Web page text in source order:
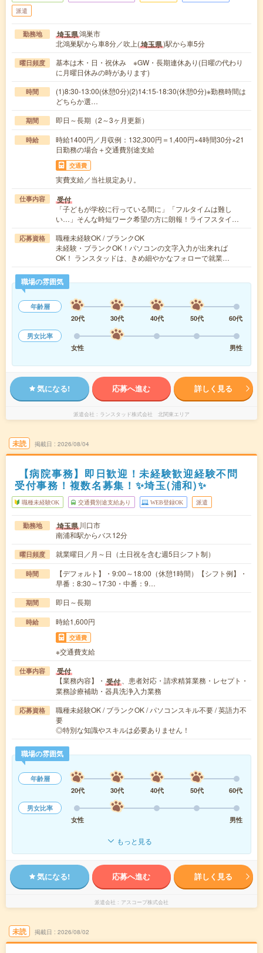
派遣
勤務地 埼玉県鴻巣市
北鴻巣駅から車8分／吹上(埼玉県)駅から車5分
曜日頻度
基本は木・日・祝休み ※GW・長期連休あり(日曜の代わり
に月曜日休みの時があります)
時間
(1)8:30-13:00(休憩0分)(2)14:15-18:30(休憩0分)※勤務時間は
どちらか選…
期間 即日～長期（2～3ヶ月更新）
時給
時給1400円／月収例：132,300円＝1,400円×4時間30分×21
日勤務の場合＋交通費別途支給
交通費
実費支給／当社規定あり。
仕事内容 受付
「子どもが学校に行っている間に」「フルタイムは難し
い…」そんな時短ワーク希望の方に朗報！ライフスタイ…
応募資格
職種未経験OK / ブランクOK
未経験・ブランクOK！パソコンの文字入力が出来れば
OK！ ランスタッドは、きめ細やかなフォローで就業…
職場の雰囲気
年齢層
20代
30代 40代 50代
60代
男女比率
女性
男性
気になる! 応募へ進む 詳しく見る
派遣会社 ランスタッド株式会社 北関東エリア
未読 掲載日 2026/08/04
【病院事務】即日歓迎！未経験歓迎経験不問
受付事務！複数名募集！✨埼玉(浦和)✨
職種未経験OK 交通費別途支給あり WEB登録OK 派遣
勤務地 埼玉県 川口市
南浦和駅からバス12分
曜日頻度 就業曜日／月～日（土日祝を含む週5日シフト制）
時間
【デフォルト】・9:00～18:00（休憩1時間）【シフト例】・
早番：8:30～17:30・中番：9…
期間 即日～長期
時給 時給1,600円
交通費
※交通費支給
仕事内容 受付
【業務内容】・ 受付
、患者対応・請求精算業務・レセプト・
業務診療補助・器具洗浄入力業務
応募資格
職種未経験OK / ブランクOK / パソコンスキル不要 / 英語力不
要
◎特別な知識やスキルは必要ありません！
職場の雰囲気
年齢層
20代
30代 40代 50代
60代
男女比率
女性
男性
もっと見る
気になる! 応募へ進む 詳しく見る
派遣会社 アスコープ株式会社
未読 掲載日 2026/08/02